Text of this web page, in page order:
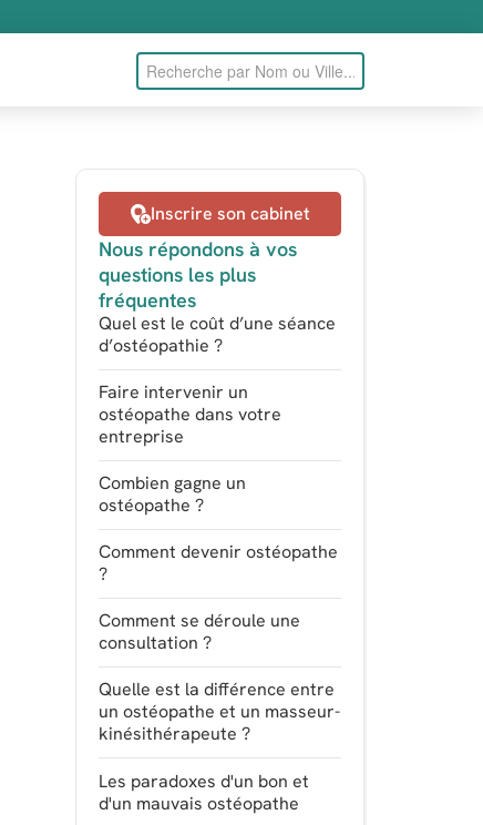
Inscrire son cabinet
Nous répondons à vos
questions les plus
fréquentes
Quel est le coût d’une séance
d’ostéopathie ?
Faire intervenir un
ostéopathe dans votre
entreprise
Combien gagne un
ostéopathe ?
Comment devenir ostéopathe
?
Comment se déroule une
consultation ?
Quelle est la différence entre
un ostéopathe et un masseur-
kinésithérapeute ?
Les paradoxes d'un bon et
d'un mauvais ostéopathe